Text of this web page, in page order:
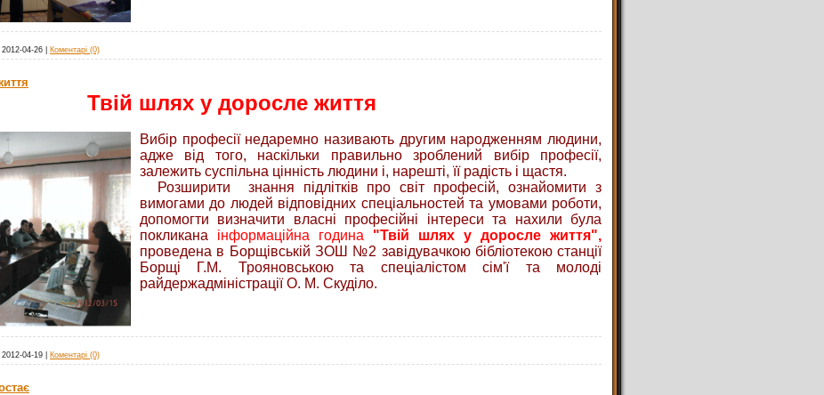
2012-04-26 Коментарі (0)
Твій шлях у доросле життя
Вибір професії недаремно називають другим народженням людини,
адже від того, наскільки правильно зроблений вибір професії,
залежить суспільна цінність людини і, нарешті, її радість і щастя.
Розширити знання підлітків про світ професій, ознайомити з
вимогами до людей відповідних спеціальностей та умовами роботи,
допомогти визначити власні професійні інтереси та нахили була
покликана інформаційна година "Твій шлях у доросле життя",
проведена в Борщівській ЗОШ №2 завідувачкою бібліотекою станції
Борщі Г.М. Трояновською та спеціалістом сім'ї та молоді
райдержадміністраціїО. М. Скуділо.
2012-04-19 Коментарі (0)